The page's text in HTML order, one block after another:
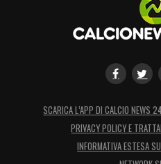
SCARICA L’APP DI CALCIO NEWS
PRIVACY POLICY E
INFORMATIVA ESTESA